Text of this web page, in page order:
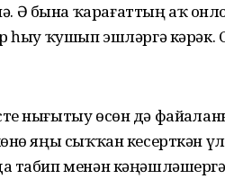
Ә бына ҡарағаттың аҡ
һыу ҡушып эшләргә кәрәк.
нығытыу өсөн дә
яңы сыҡҡан кесерткән
табип менән кәңәшләшергә